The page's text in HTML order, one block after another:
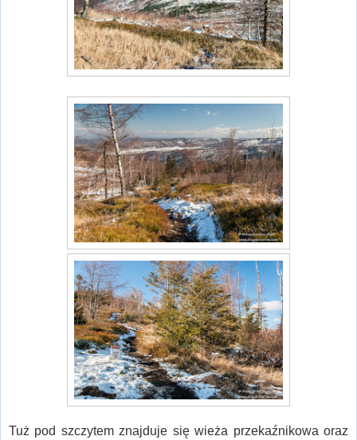
Tuż pod szczytem znajduje się wieża przekaźnikowa oraz